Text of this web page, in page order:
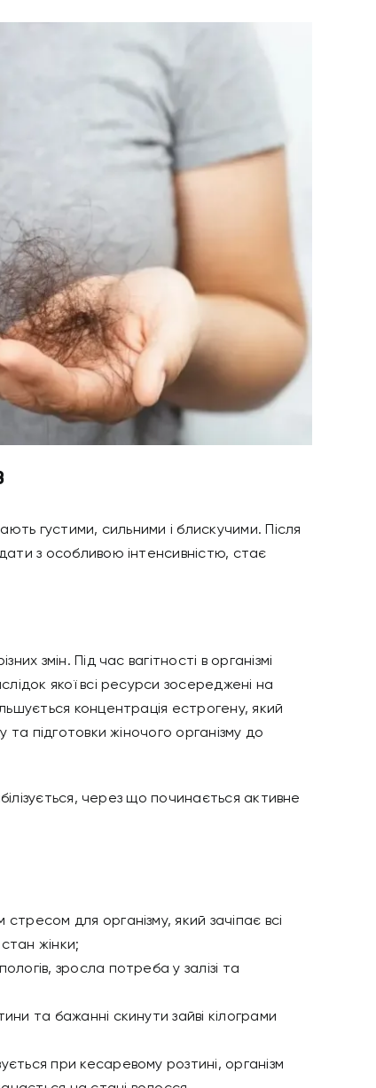
густими, сильними і блискучими. Після
з особливою інтенсивністю, стає
змін. Під час вагітності в організмі
якої всі ресурси зосереджені на
концентрація естрогену, який
підготовки жіночого організму до
через що починається активне
для організму, який зачіпає всі
жінки;
зросла потреба у залізі та
та бажанні скинути зайві кілограми
при кесаревому розтині, організм